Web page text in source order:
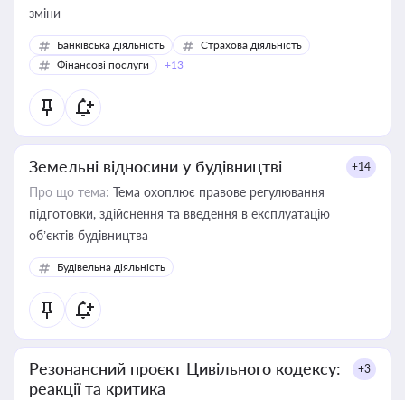
зміни
Банківська діяльність
Страхова діяльність
Фінансові послуги
+13
Земельні відносини у будівництві +14
Про що тема: Тема охоплює правове регулювання
підготовки, здійснення та введення в експлуатацію
об’єктів будівництва
Будівельна діяльність
Резонансний проєкт Цивільного кодексу:
реакції та критика
+3